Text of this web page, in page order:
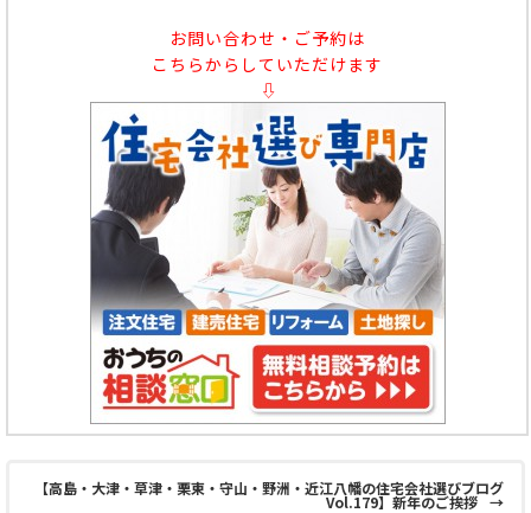
お問い合わせ・ご予約は
こちらからしていただけます
⇩
【高島・大津・草津・栗東・守山・野洲・近江八幡の住宅会社選びブログ
Vol.179】新年のご挨拶 →